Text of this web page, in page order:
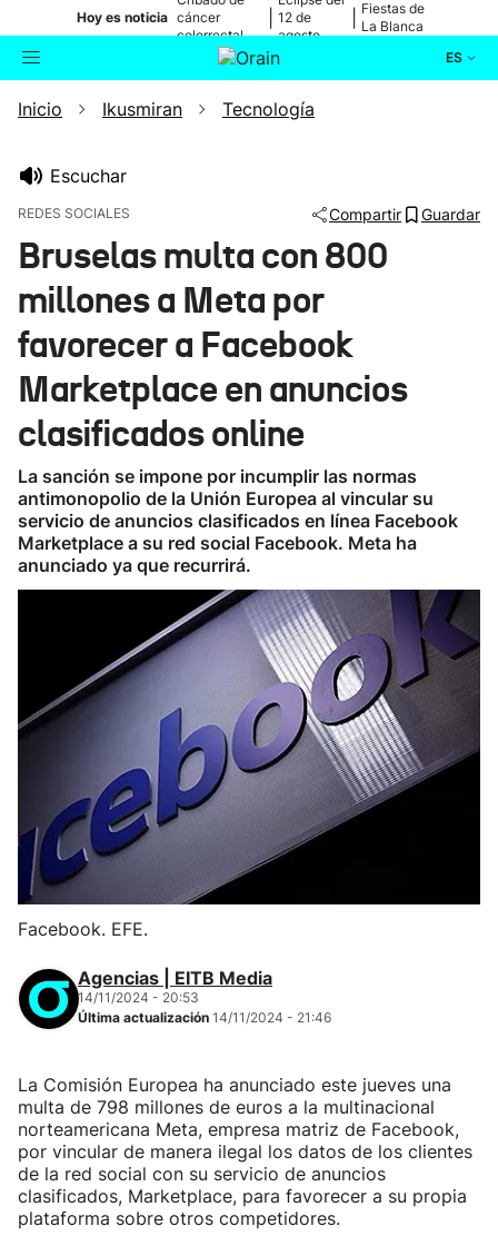
Hoy es noticia cáncer
colorrectal
12 de
agosto
Fiestas de
La Blanca
ES
Buscador Actualidad
Ikusmiran
Eguraldia
Inicio Ikusmiran Tecnología
Escuchar
REDES SOCIALES Compartir Guardar
Bruselas multa con 800
millones a Meta por
favorecer a Facebook
Marketplace en anuncios
clasificados online
La sanción se impone por incumplir las normas
antimonopolio de la Unión Europea al vincular su
servicio de anuncios clasificados en línea Facebook
Marketplace a su red social Facebook. Meta ha
anunciado ya que recurrirá.
Facebook. EFE.
Agencias | EITB Media
14/11/2024 - 20:53
Última actualización 14/11/2024 - 21:46
La Comisión Europea ha anunciado este jueves una
multa de 798 millones de euros a la multinacional
norteamericana Meta, empresa matriz de Facebook,
por vincular de manera ilegal los datos de los clientes
de la red social con su servicio de anuncios
clasificados, Marketplace, para favorecer a su propia
plataforma sobre otros competidores.